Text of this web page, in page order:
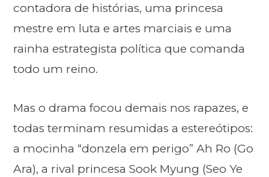
contadora de histórias, uma princesa
mestre em luta e artes marciais e uma
rainha estrategista política que comanda
todo um reino.
Mas o drama focou demais nos rapazes, e
todas terminam resumidas a estereótipos:
a mocinha “donzela em perigo” Ah Ro (Go
Ara), a rival princesa Sook Myung (Seo Ye